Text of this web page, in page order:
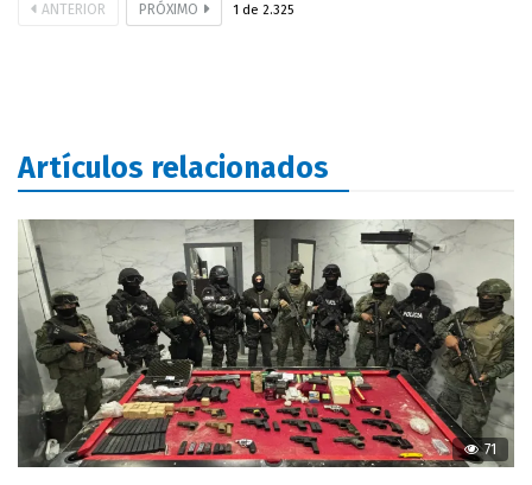
ANTERIOR PRÓXIMO 1 de 2.325
Artículos relacionados
71